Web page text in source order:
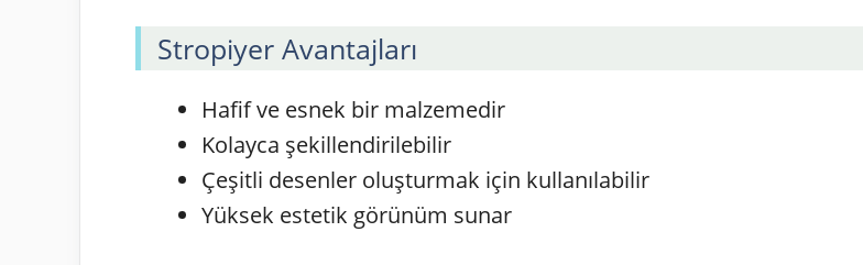
Stropiyer Avantajları
Hafif ve esnek bir malzemedir
Kolayca şekillendirilebilir
Çeşitli desenler oluşturmak için kullanılabilir
Yüksek estetik görünüm sunar